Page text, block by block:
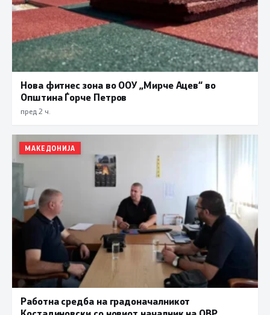
Нова фитнес зона во ООУ „Мирче Ацев“ во
Општина Ѓорче Петров
пред 2 ч.
МАКЕДОНИЈА
Работна средба на градоначалникот